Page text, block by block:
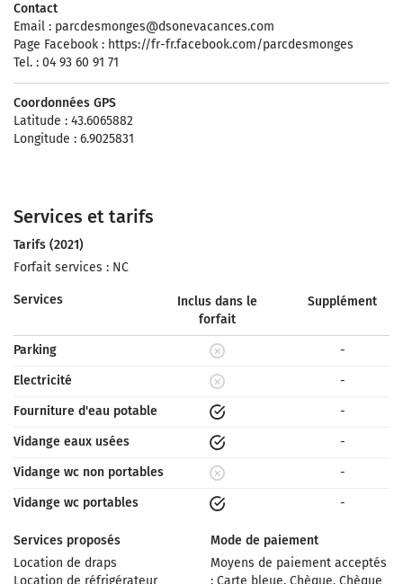
Contact
Email : parcdesmonges@dsonevacances.com
Page Facebook : https://fr-fr.facebook.com/parcdesmonges
Tel. : 04 93 60 91 71
Coordonnées GPS
Latitude : 43.6065882
Longitude : 6.9025831
Services et tarifs
Tarifs (2021)
Forfait services : NC
Services
Inclus dans le
forfait
Supplément
Parking
-
Electricité
-
Fourniture d'eau potable
-
Vidange eaux usées
-
Vidange wc non portables
-
Vidange wc portables
-
Services proposés
Location de draps
Location de réfrigérateur
Mode de paiement
Moyens de paiement acceptés
: Carte bleue, Chèque, Chèque